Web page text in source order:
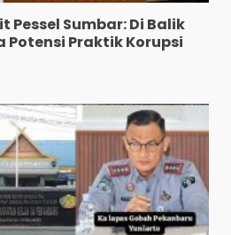
Pessel Sumbar: Di Balik
Potensi Praktik Korupsi